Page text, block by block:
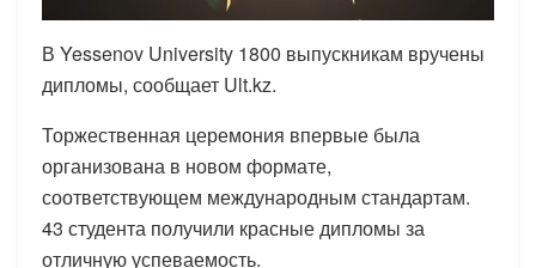
В Yessenov University 1800 выпускникам вручены
дипломы, сообщает Ult.kz.
Торжественная церемония впервые была
организована в новом формате,
соответствующем международным стандартам.
43 студента получили красные дипломы за
отличную успеваемость.